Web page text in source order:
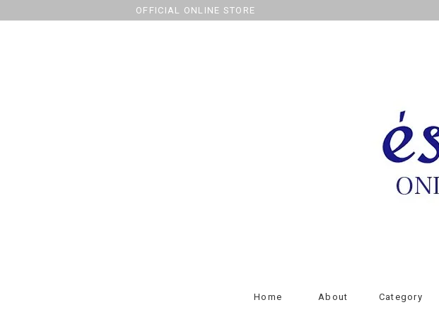
OFFICIAL ONLINE STORE
Home About Category